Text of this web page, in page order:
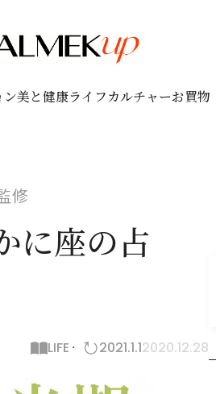
ン美と健康ライフカルチャーお買物
修
に座の占
LIFE 2021.1.12020.12.28